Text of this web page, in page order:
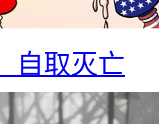
自取灭亡